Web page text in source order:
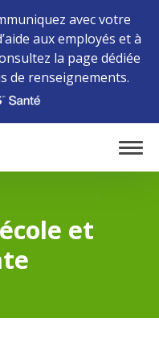
avec votre
aux employés et à
la page dédiée
de renseignements.
et